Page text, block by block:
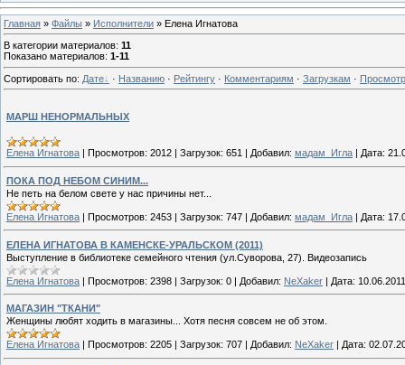
Главная » Файлы » Исполнители » Елена Игнатова
В категории материалов: 11
Показано материалов: 1-11
Сортировать по: Дате · Названию · Рейтингу · Комментариям · Загрузкам ·
МАРШ НЕНОРМАЛЬНЫХ
Елена Игнатова Просмотров: 2012 Загрузок: 651 Добавил: мадам_Игла Дата:
ПОКА ПОД НЕБОМ СИНИМ...
Не петь на белом свете у нас причины нет...
Елена Игнатова | Просмотров: 2453 | Загрузок: 747 | Добавил: мадам_Игла | Дата:
ЕЛЕНА ИГНАТОВА В КАМЕНСКЕ-УРАЛЬСКОМ (2011)
Выступление в библиотеке семейного чтения (ул.Суворова, 27). Видеозапись
Елена Игнатова | Просмотров: 2398 | Загрузок: 0 | Добавил: NeXaker | Дата: 10.06.2011
МАГАЗИН "ТКАНИ"
Женщины любят ходить в магазины... Хотя песня совсем не об этом.
Елена Игнатова Просмотров: 2205 Загрузок: 707 Добавил: NeXaker Дата: